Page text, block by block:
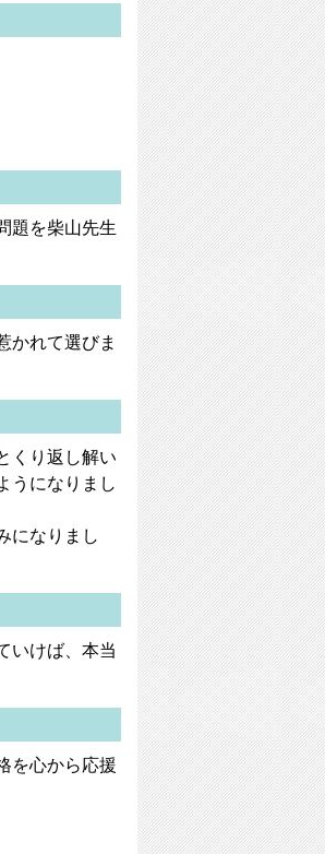
題を柴山先生
かれて選びま
くり返し解い
うになりまし
になりまし
いけば、本当
を心から応援